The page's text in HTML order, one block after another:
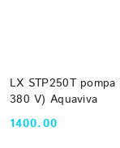
LX STP250T
380 V) Aquaviva
Cena:
1400.00